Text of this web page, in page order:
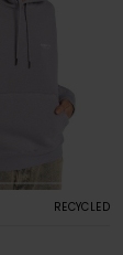
RECYCLED